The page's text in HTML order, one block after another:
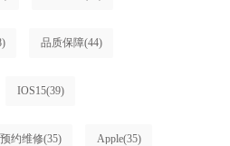
品质保障(44)
IOS15(39)
预约维修(35) Apple(35)